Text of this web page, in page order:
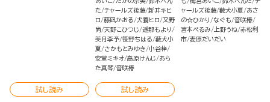
試し読み
た チャールズ後藤 新井キヒ
ロ 藤凪かおる 犬養ヒロ 又野
尚 天野こひつじ 遥那もより
美月李予 笹野ちはる 藪犬小
夏 さかもとみゆき 小谷梓
安堂ミキオ 高原けんじ
あら
た真琴 音咲椿
試し読み
ャールズ後藤 藪犬小夏
あさ
の☆ひかり
なぐも 音咲椿
宮本ぺるみ
上野うね 赤松利
市 麦原だいだい